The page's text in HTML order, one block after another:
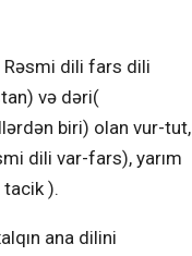
Rəsmi dili fars dili
və dəri(
biri) olan vur-tut,
dili var-fars), yarım
tacik ).
ana dilini